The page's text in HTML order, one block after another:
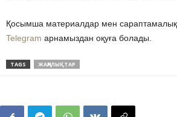
Қосымша материалдар мен сараптамалық
Telegram арнамыздан оқуға болады.
TAGS ЖАҢАЛЫҚТАР